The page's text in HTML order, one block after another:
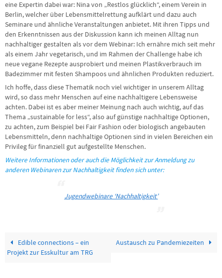
eine Expertin dabei war: Nina von „Restlos glücklich“, einem Verein in
Berlin, welcher über Lebensmittelrettung aufklärt und dazu auch
Seminare und ähnliche Veranstaltungen anbietet. Mit ihren Tipps und
den Erkenntnissen aus der Diskussion kann ich meinen Alltag nun
nachhaltiger gestalten als vor dem Webinar: Ich ernähre mich seit mehr
als einem Jahr vegetarisch, und im Rahmen der Challenge habe ich
neue vegane Rezepte ausprobiert und meinen Plastikverbrauch im
Badezimmer mit festen Shampoos und ähnlichen Produkten reduziert.
Ich hoffe, dass diese Thematik noch viel wichtiger in unserem Alltag
wird, so dass mehr Menschen auf eine nachhaltigere Lebensweise
achten. Dabei ist es aber meiner Meinung nach auch wichtig, auf das
Thema „sustainable for less“, also auf günstige nachhaltige Optionen,
zu achten, zum Beispiel bei Fair Fashion oder biologisch angebauten
Lebensmitteln, denn nachhaltige Optionen sind in vielen Bereichen ein
Privileg für finanziell gut aufgestellte Menschen.
Weitere Informationen oder auch die Möglichkeit zur Anmeldung zu
anderen Webinaren zur Nachhaltigkeit finden sich unter:
Jugendwebinare ‘Nachhaltigkeit’
Edible connections – ein
Projekt zur Esskultur am TRG
Austausch zu Pandemiezeiten